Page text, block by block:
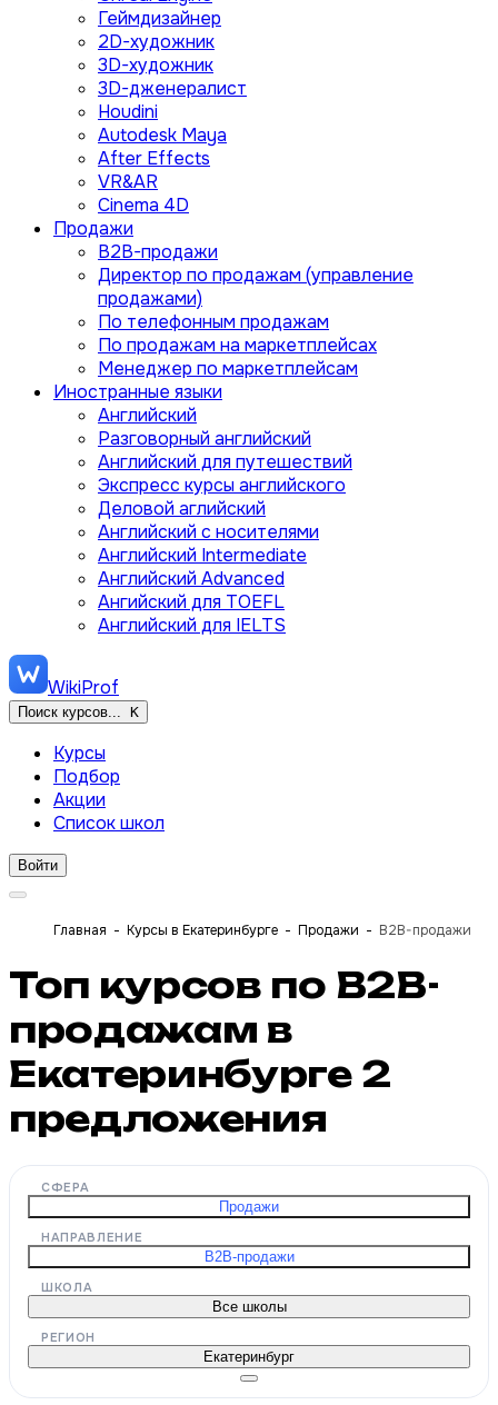
Геймдизайнер
2D-художник
3D-художник
3D-дженералист
Houdini
Autodesk Maya
After Effects
VR&AR
Cinema 4D
Продажи
B2B-продажи
Директор по продажам (управление
продажами)
По телефонным продажам
По продажам на маркетплейсах
Менеджер по маркетплейсам
Иностранные языки
Английский
Разговорный английский
Английский для путешествий
Экспресс курсы английского
Деловой аглийский
Английский с носителями
Английский Intermediate
Английский Advanced
Ангийский для TOEFL
Английский для IELTS
WikiProf
Поиск курсов... K
Курсы
Подбор
Акции
Список школ
Войти
Главная Курсы в Екатеринбурге Продажи B2B-продажи
Топ курсов по B2B-
продажам в
Екатеринбурге 2
предложения
СФЕРА
Продажи
НАПРАВЛЕНИЕ
B2B-продажи
ШКОЛА
Все школы
РЕГИОН
Екатеринбург